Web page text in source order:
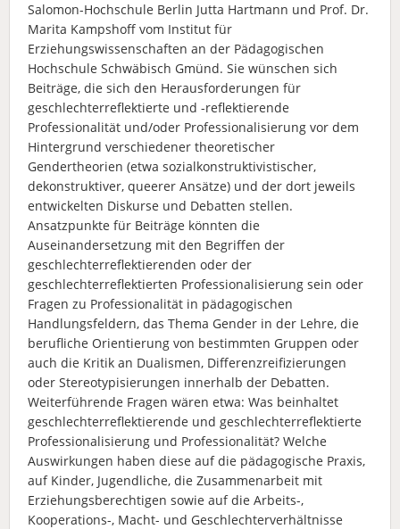
Salomon-Hochschule Berlin Jutta Hartmann und Prof. Dr.
Marita Kampshoff vom Institut für
Erziehungswissenschaften an der Pädagogischen
Hochschule Schwäbisch Gmünd. Sie wünschen sich
Beiträge, die sich den Herausforderungen für
geschlechterreflektierte und -reflektierende
Professionalität und/oder Professionalisierung vor dem
Hintergrund verschiedener theoretischer
Gendertheorien (etwa sozialkonstruktivistischer,
dekonstruktiver, queerer Ansätze) und der dort jeweils
entwickelten Diskurse und Debatten stellen.
Ansatzpunkte für Beiträge könnten die
Auseinandersetzung mit den Begriffen der
geschlechterreflektierenden oder der
geschlechterreflektierten Professionalisierung sein oder
Fragen zu Professionalität in pädagogischen
Handlungsfeldern, das Thema Gender in der Lehre, die
berufliche Orientierung von bestimmten Gruppen oder
auch die Kritik an Dualismen, Differenzreifizierungen
oder Stereotypisierungen innerhalb der Debatten.
Weiterführende Fragen wären etwa: Was beinhaltet
geschlechterreflektierende und geschlechterreflektierte
Professionalisierung und Professionalität? Welche
Auswirkungen haben diese auf die pädagogische Praxis,
auf Kinder, Jugendliche, die Zusammenarbeit mit
Erziehungsberechtigen sowie auf die Arbeits-,
Kooperations-, Macht- und Geschlechterverhältnisse